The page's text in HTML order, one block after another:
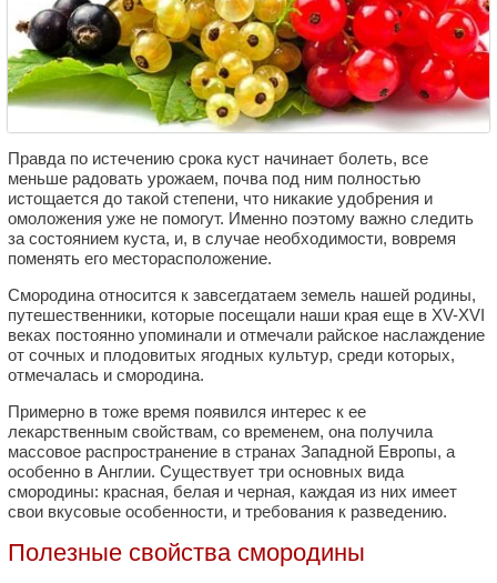
Правда по истечению срока куст начинает болеть, все
меньше радовать урожаем, почва под ним полностью
истощается до такой степени, что никакие удобрения и
омоложения уже не помогут. Именно поэтому важно следить
за состоянием куста, и, в случае необходимости, вовремя
поменять его месторасположение.
Смородина относится к завсегдатаем земель нашей родины,
путешественники, которые посещали наши края еще в XV-XVI
веках постоянно упоминали и отмечали райское наслаждение
от сочных и плодовитых ягодных культур, среди которых,
отмечалась и смородина.
Примерно в тоже время появился интерес к ее
лекарственным свойствам, со временем, она получила
массовое распространение в странах Западной Европы, а
особенно в Англии. Существует три основных вида
смородины: красная, белая и черная, каждая из них имеет
свои вкусовые особенности, и требования к разведению.
Полезные свойства смородины